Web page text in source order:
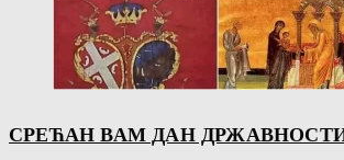
СРЕЋАН ВАМ ДАН